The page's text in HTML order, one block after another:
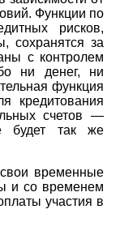
Функции по
рисков,
сохранятся за
с контролем
ни денег, ни
функция
кредитования
счетов —
будет так же
временные
и со временем
участия в